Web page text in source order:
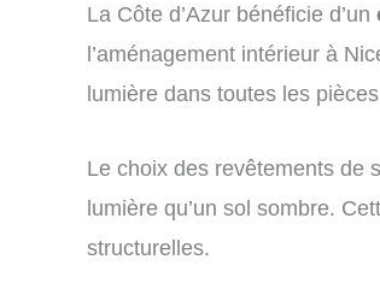
La Côte d’Azur bénéficie d’un
l’aménagement intérieur à
lumière dans toutes les
Le choix des revêtements de
lumière qu’un sol sombre.
structurelles.